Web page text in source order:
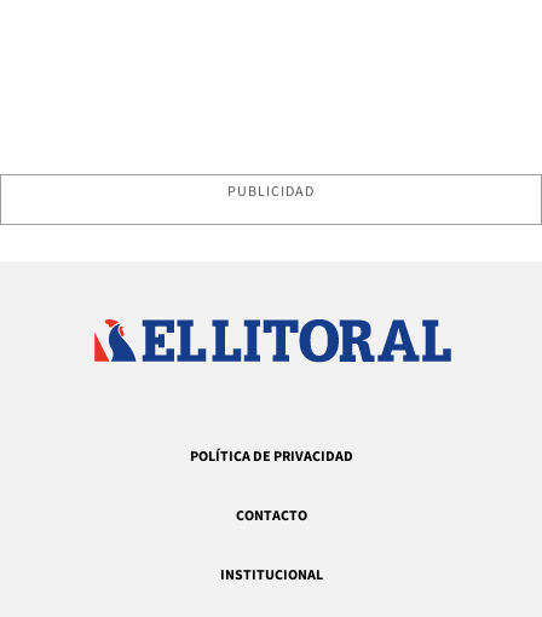
PUBLICIDAD
POLÍTICA DE PRIVACIDAD
CONTACTO
INSTITUCIONAL